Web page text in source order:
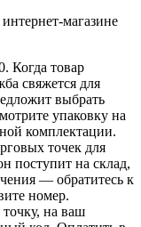
магазине
Когда товар
свяжется для
выбрать
упаковку на
комплектации.
точек для
поступит на склад,
— обратитесь к
номер.
точку, на ваш